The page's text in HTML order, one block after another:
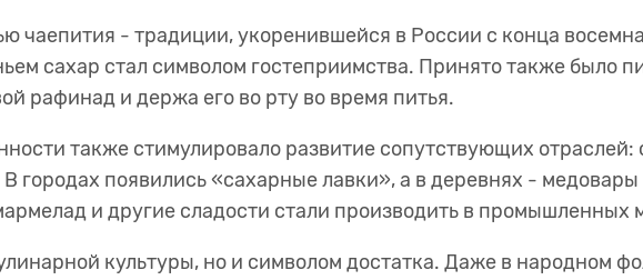
чаепития - традиции, укоренившейся в России с конца
сахар стал символом гостеприимства. Принято также было
рафинад и держа его во рту во время питья.
также стимулировало развитие сопутствующих отраслей:
городах появились «сахарные лавки», а в деревнях -
и другие сладости стали производить в промышленных
культуры, но и символом достатка. Даже в народном